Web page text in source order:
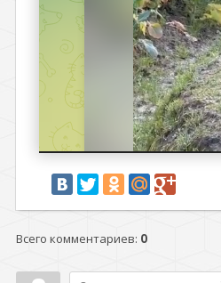
Всего комментариев: 0